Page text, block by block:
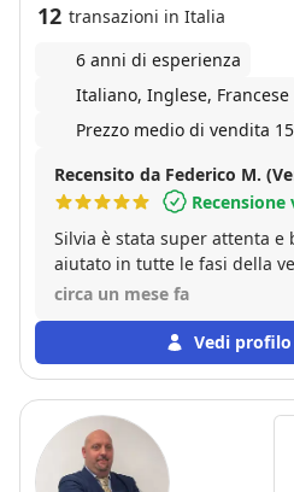
12 transazioni in Italia
6 anni di esperienza
Italiano, Inglese, Francese
Prezzo medio di vendita
Recensito da Federico M.
Silvia è stata super attenta e
aiutato in tutte le fasi della
Super consigliata!!!
circa un mese fa
Vedi